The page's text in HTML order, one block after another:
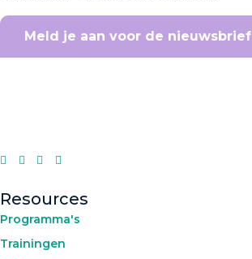
Meld je aan voor de nieuwsbrief
Resources
Programma's
Trainingen